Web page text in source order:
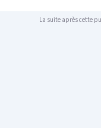
La suite après cette